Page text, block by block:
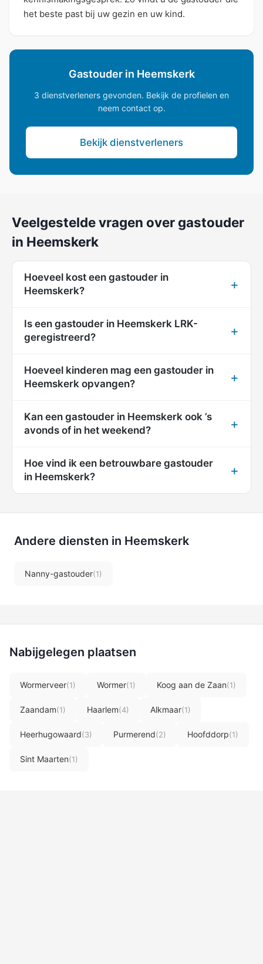
het beste past bij uw gezin en uw kind.
Gastouder in Heemskerk
3 dienstverleners gevonden. Bekijk de profielen en
neem contact op.
Bekijk dienstverleners
Veelgestelde vragen over gastouder
in Heemskerk
Hoeveel kost een gastouder in
Heemskerk?
Is een gastouder in Heemskerk LRK-
geregistreerd?
Hoeveel kinderen mag een gastouder in
Heemskerk opvangen?
Kan een gastouder in Heemskerk ook ’s
avonds of in het weekend?
Hoe vind ik een betrouwbare gastouder
in Heemskerk?
Andere diensten in Heemskerk
Nanny-gastouder(1)
Nabijgelegen plaatsen
Wormerveer(1) Wormer(1) Koog aan de Zaan(1)
Zaandam(1) Haarlem(4) Alkmaar(1)
Heerhugowaard(3) Purmerend(2) Hoofddorp(1)
Sint Maarten(1)